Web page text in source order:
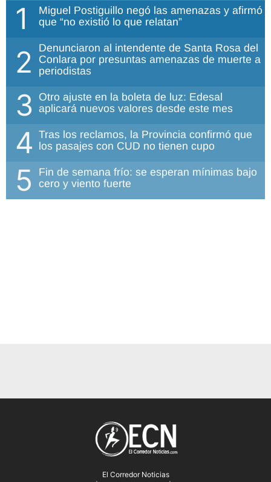
1
Miguel Postiguillo negó las amenazas y afirmó
que “no existió lo que relatan”
2
Denunciaron al intendente de Santa Rosa del
Conlara por presuntas amenazas de muerte a
periodistas
3 Otro ajuste en la boleta de luz: Edesal
aplicará nuevos valores desde este mes
4 Tras los reclamos, la Provincia confirmó que
los pasajes con CUD no tienen cupo
5
Fin de semana frío: se esperan mínimas bajo
cero y viento fuerte
El Corredor Noticias